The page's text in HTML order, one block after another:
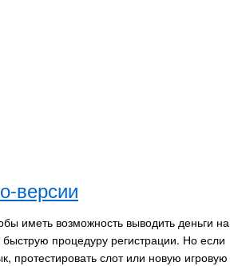
версии
иметь возможность выводить деньги на
процедуру регистрации. Но если
протестировать слот или новую игровую